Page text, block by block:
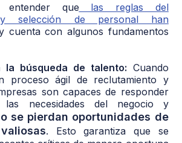
entender que las reglas del
y selección de personal han
cuenta con algunos fundamentos
la búsqueda de talento: Cuando
proceso ágil de reclutamiento y
son capaces de responder
las necesidades del negocio y
se pierdan oportunidades de
. Esto garantiza que se